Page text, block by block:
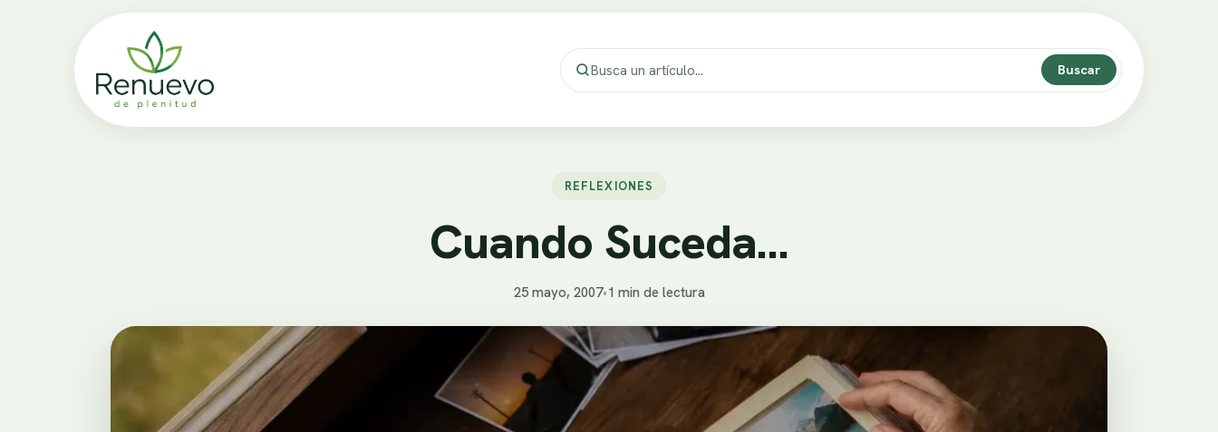
Buscar
REFLEXIONES
Cuando Suceda…
25 mayo, 2007•1 min de lectura